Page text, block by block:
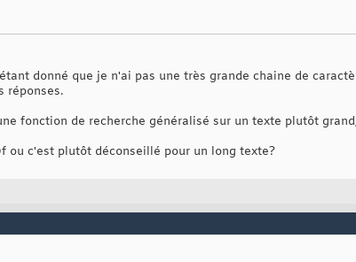
donné que je n'ai pas une très grande chaine de
réponses.
fonction de recherche généralisé sur un texte plutôt
ou c'est plutôt déconseillé pour un long texte?